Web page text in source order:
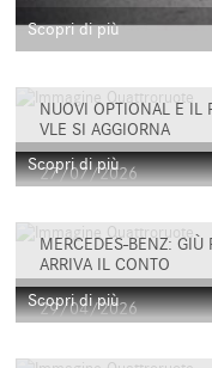
Scopri di più
NUOVI OPTIONAL E IL
VLE SI AGGIORNA
27/07/2026
Scopri di più
MERCEDES-BENZ:
ARRIVA IL CONTO
29/04/2026
Scopri di più